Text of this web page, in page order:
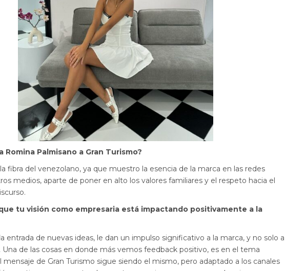
Romina Palmisano a Gran Turismo?
fibra del venezolano, ya que muestro la esencia de la marca en las redes
medios, aparte de poner en alto los valores familiares y el respeto hacia el
tu visión como empresaria está impactando positivamente a la
entrada de nuevas ideas, le dan un impulso significativo a la marca, y no solo a
Una de las cosas en donde más vemos feedback positivo, es en el tema
mensaje de Gran Turismo sigue siendo el mismo, pero adaptado a los canales